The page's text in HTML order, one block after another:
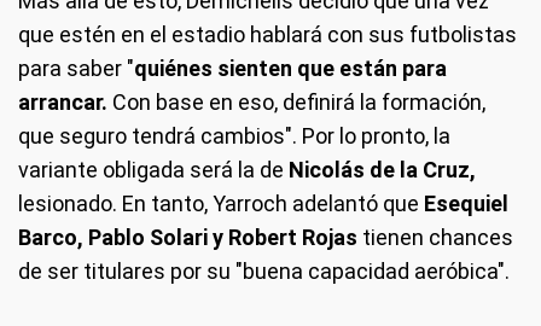
que estén en el estadio hablará con sus futbolistas
para saber "quiénes sienten que están para
arrancar. Con base en eso, definirá la formación,
que seguro tendrá cambios". Por lo pronto, la
variante obligada será la de Nicolás de la Cruz,
lesionado. En tanto, Yarroch adelantó que Esequiel
Barco, Pablo Solari y Robert Rojas tienen chances
de ser titulares por su "buena capacidad aeróbica".